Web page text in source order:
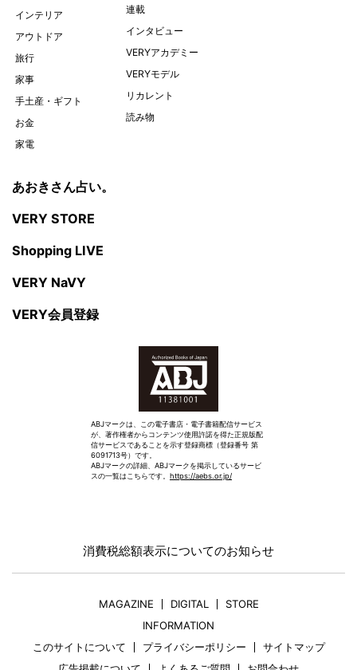
インテリア
アウトドア
旅行
家事
手土産・ギフト
お金
家電
連載
インタビュー
VERYアカデミー
VERYモデル
リカレント
読み物
あおきさん占い。
VERY STORE
Shopping LIVE
VERY NaVY
VERY会員登録
ABJマークは、この電子書店・電子書籍配信サービス
が、著作権者からコンテンツ使用許諾を得た正規版配
信サービスであることを示す登録商標（登録番号 第
6091713号）です。
ABJマークの詳細、ABJマークを掲示しているサービ
スの一覧はこちらです。 https://aebs.or.jp/
消費税総額表示についてのお知らせ
MAGAZINE DIGITAL
STORE
INFORMATION
このサイトについて
プライバシーポリシー
サイトマップ